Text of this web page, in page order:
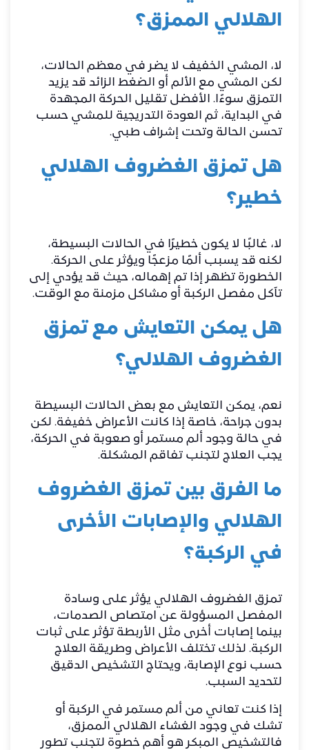
الهلالي الممزق؟
لا، المشي الخفيف لا يضر في معظم الحالات،
لكن المشي مع الألم أو الضغط الزائد قد يزيد
التمزق سوءًا. الأفضل تقليل الحركة المجهدة
في البداية، ثم العودة التدريجية للمشي حسب
تحسن الحالة وتحت إشراف طبي.
هل تمزق الغضروف الهلالي
خطير؟
لا، غالبًا لا يكون خطيرًا في الحالات البسيطة،
لكنه قد يسبب ألمًا مزعجًا ويؤثر على الحركة.
الخطورة تظهر إذا تم إهماله، حيث قد يؤدي إلى
تآكل مفصل الركبة أو مشاكل مزمنة مع الوقت.
هل يمكن التعايش مع تمزق
الغضروف الهلالي؟
نعم، يمكن التعايش مع بعض الحالات البسيطة
بدون جراحة، خاصة إذا كانت الأعراض خفيفة. لكن
في حالة وجود ألم مستمر أو صعوبة في الحركة،
يجب العلاج لتجنب تفاقم المشكلة.
ما الفرق بين تمزق الغضروف
الهلالي والإصابات الأخرى
في الركبة؟
تمزق الغضروف الهلالي يؤثر على وسادة
المفصل المسؤولة عن امتصاص الصدمات،
بينما إصابات أخرى مثل الأربطة تؤثر على ثبات
الركبة. لذلك تختلف الأعراض وطريقة العلاج
حسب نوع الإصابة، ويحتاج التشخيص الدقيق
لتحديد السبب.
إذا كنت تعاني من ألم مستمر في الركبة أو
تشك في وجود الغشاء الهلالي الممزق،
فالتشخيص المبكر هو أهم خطوة لتجنب تطور